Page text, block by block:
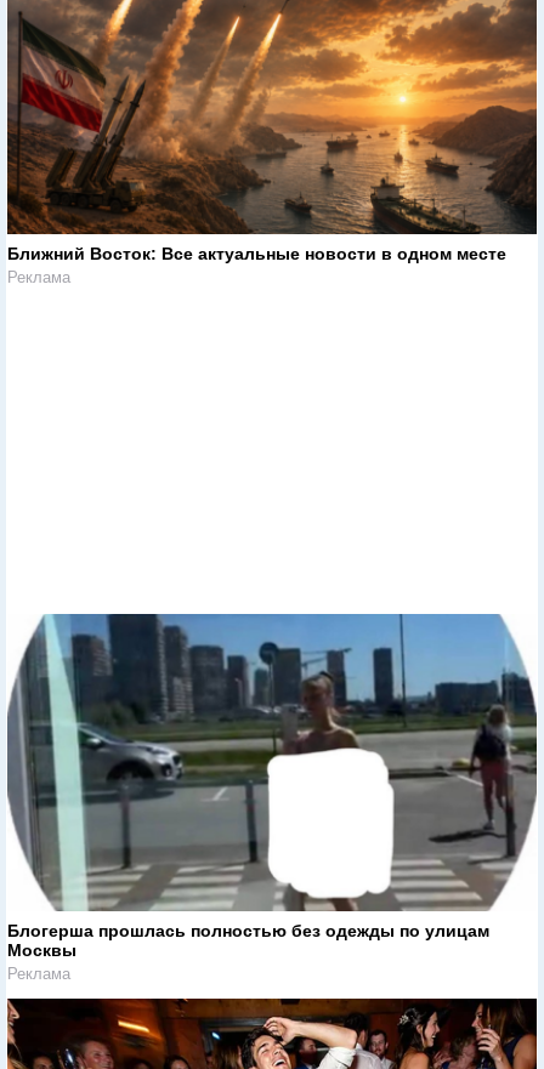
Ближний Восток: Все актуальные новости в одном месте
Реклама
Блогерша прошлась полностью без одежды по улицам
Москвы
Реклама